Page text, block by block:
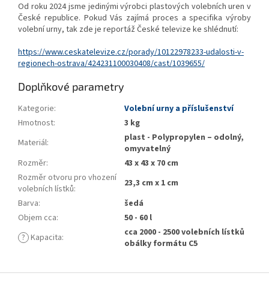
Od roku 2024 jsme jedinými výrobci plastových volebních uren v
České republice. Pokud Vás zajímá proces a specifika výroby
volební urny, tak zde je reportáž České televize ke shlédnutí:
https://www.ceskatelevize.cz/porady/10122978233-udalosti-v-
regionech-ostrava/424231100030408/cast/1039655/
Doplňkové parametry
Kategorie:
Volební urny a příslušenství
Hmotnost:
3 kg
Materiál:
plast - Polypropylen – odolný,
omyvatelný
Rozměr:
43 x 43 x 70 cm
Rozměr otvoru pro vhození
volebních lístků:
23,3 cm x 1 cm
Barva:
šedá
Objem cca:
50 - 60 l
? Kapacita:
cca 2000 - 2500 volebních lístků
obálky formátu C5